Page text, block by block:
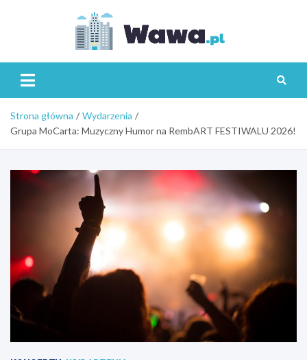
Strona główna
Wydarzenia
Grupa MoCarta: Muzyczny Humor na RembART FESTIWALU 2026!